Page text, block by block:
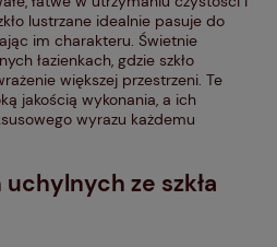
lustrzane idealnie pasuje do
im charakteru. Świetnie
łazienkach, gdzie szkło
większej przestrzeni. Te
jakością wykonania, a ich
wyrazu każdemu
ze szkła